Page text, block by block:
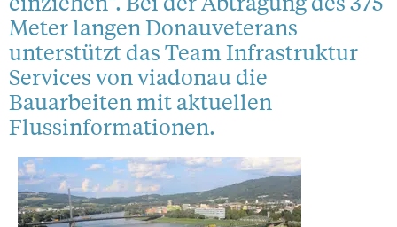
Meter langen Donauveterans
unterstützt das Team Infrastruktur
Services von viadonau die
Bauarbeiten mit aktuellen
Flussinformationen.